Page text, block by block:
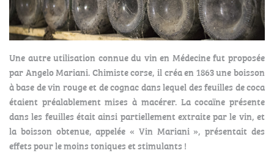
Une autre utilisation connue du vin en Médecine fut proposée
par Angelo Mariani. Chimiste corse, il créa en 1863 une boisson
à base de vin rouge et de cognac dans lequel des feuilles de coca
étaient préalablement mises à macérer. La cocaïne présente
dans les feuilles était ainsi partiellement extraite par le vin, et
la boisson obtenue, appelée « Vin Mariani », présentait des
effets pour le moins toniques et stimulants !